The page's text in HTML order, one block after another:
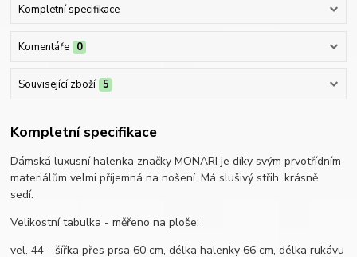
Kompletní specifikace
Komentáře 0
Související zboží 5
Kompletní specifikace
Dámská luxusní halenka značky MONARI je díky svým prvotřídním
materiálům velmi příjemná na nošení. Má slušivý střih, krásně
sedí.
Velikostní tabulka - měřeno na ploše:
vel. 44 - šířka přes prsa 60 cm, délka halenky 66 cm, délka rukávu